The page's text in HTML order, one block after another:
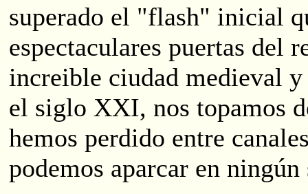
superado el "flash" inicial
espectaculares puertas del
increible ciudad medieval y
el siglo XXI, nos topamos
hemos perdido entre
podemos aparcar en